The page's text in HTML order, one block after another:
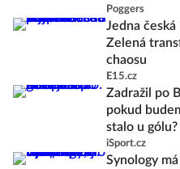
Poggers
Jedna česká
Zelená
chaosu
E15.cz
Zadražil po
pokud
stalo u gólu?
iSport.cz
Synology